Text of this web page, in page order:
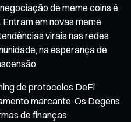
de meme coins é
em novas meme
virais nas redes
na esperança de
de protocolos DeFi
marcante. Os Degens
de finanças